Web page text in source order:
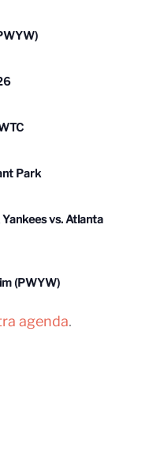
Park
vs. Atlanta
(PWYW)
agenda.